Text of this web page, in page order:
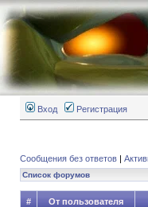
Вход Регистрация
Сообщения без ответов |
Список форумов
# От пользователя